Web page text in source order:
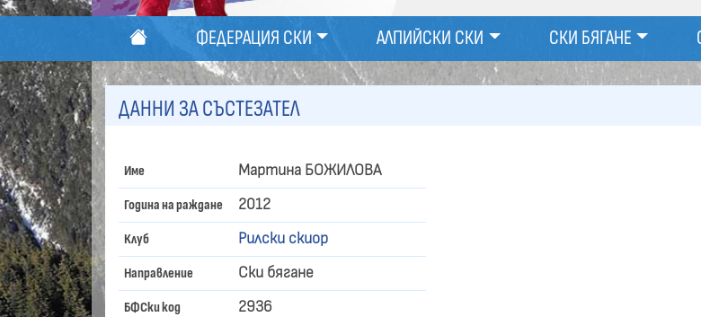
ФЕДЕРАЦИЯ СКИ АЛПИЙСКИ СКИ СКИ БЯГАНЕ
ДАННИ ЗА СЪСТЕЗАТЕЛ
Име Мартина БОЖИЛОВА
Година на раждане 2012
Клуб Рилски скиор
Направление Ски бягане
БФСки код 2936